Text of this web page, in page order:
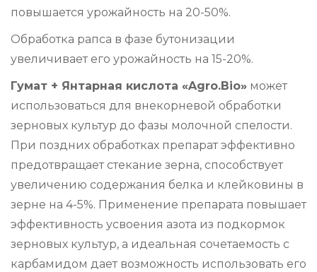
повышается урожайность на 20-50%.
Обработка рапса в фазе бутонизации
увеличивает его урожайность на 15-20%.
Гумат + Янтарная кислота «Agro.Bio» может
использоваться для внекорневой обработки
зерновых культур до фазы молочной спелости.
При поздних обработках препарат эффективно
предотвращает стекание зерна, способствует
увеличению содержания белка и клейковины в
зерне на 4-5%. Применение препарата повышает
эффективность усвоения азота из подкормок
зерновых культур, а идеальная сочетаемость с
карбамидом дает возможность использовать его